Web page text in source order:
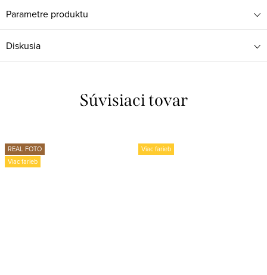
Parametre produktu
Diskusia
Súvisiaci tovar
REAL FOTO
Viac farieb
Viac farieb